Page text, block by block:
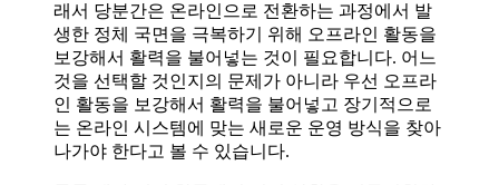
래서 당분간은 온라인으로 전환하는 과정에서 발
생한 정체 국면을 극복하기 위해 오프라인 활동을
보강해서 활력을 불어넣는 것이 필요합니다. 어느
것을 선택할 것인지의 문제가 아니라 우선 오프라
인 활동을 보강해서 활력을 불어넣고 장기적으로
는 온라인 시스템에 맞는 새로운 운영 방식을 찾아
나가야 한다고 볼 수 있습니다.